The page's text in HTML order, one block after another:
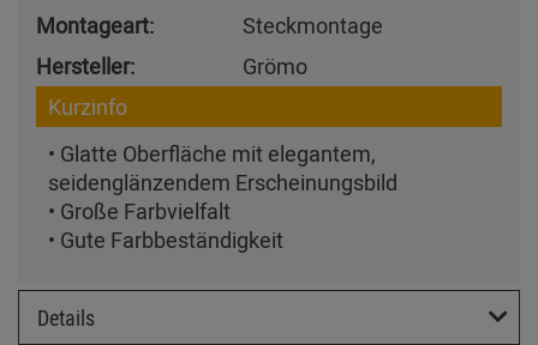
Montageart:
Steckmontage
Hersteller:
Grömo
Kurzinfo
• Glatte Oberfläche mit elegantem,
seidenglänzendem Erscheinungsbild
• Große Farbvielfalt
• Gute Farbbeständigkeit
Details